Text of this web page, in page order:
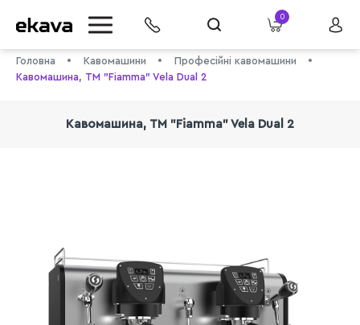
0
Головна Кавомашини
Професійні кавомашини
Кавомашина, TM "Fiamma" Vela Dual 2
Кавомашина, TM "Fiamma" Vela Dual 2